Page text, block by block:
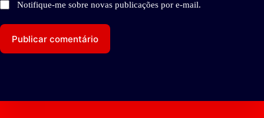
Notifique-me sobre novas publicações por e-mail.
Publicar comentário